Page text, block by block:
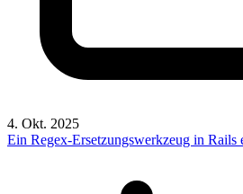
4. Okt. 2025
Ein Regex-Ersetzungswerkzeug in Rails